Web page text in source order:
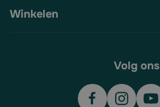
Winkelen
Volg ons